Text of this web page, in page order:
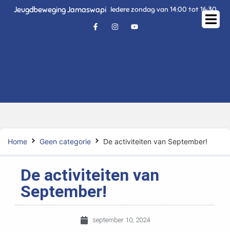
Jeugdbeweging Jamaswapi Iedere zondag van 14:00 tot 16:30
Home Geen categorie De activiteiten van September!
De activiteiten van
September!
september 10, 2024